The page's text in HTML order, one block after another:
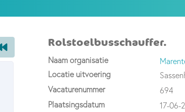
Rolstoelbusschauffer.
Naam organisatie
Locatie uitvoering
Vacaturenummer
694
Plaatsingsdatum
17-06-